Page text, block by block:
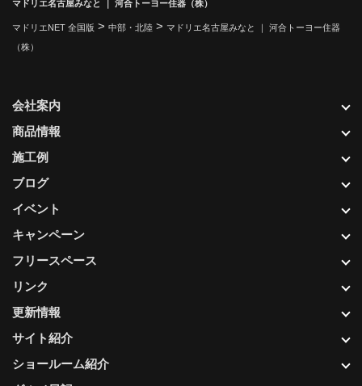
マドリエ名古屋みなと ｜ 河合トーヨー住器（株）
マドリエNET 全国版 > 中部・北陸 > マドリエ名古屋みなと ｜ 河合トーヨー住器
（株）
更新情報
サイト紹介
ショールーム紹介
会社案内
商品情報
施工例
ブログ
イベント
キャンペーン
フリースペース
リンク